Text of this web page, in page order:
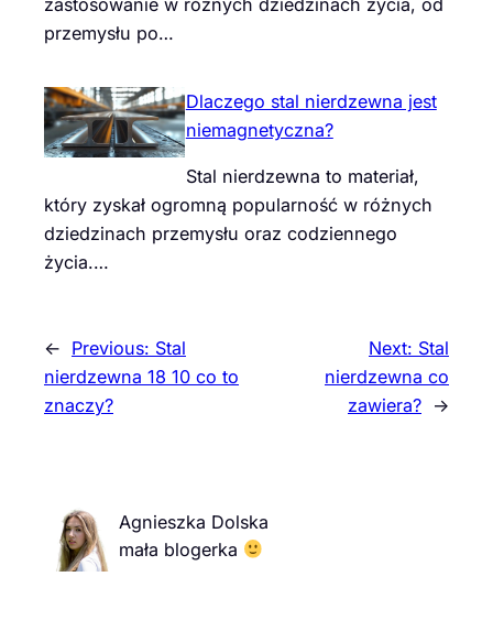
przemysłu po…
Dlaczego stal nierdzewna jest
niemagnetyczna?
Stal nierdzewna to materiał,
który zyskał ogromną popularność w różnych
dziedzinach przemysłu oraz codziennego
życia.…
← Previous: Stal
nierdzewna 18 10 co to
znaczy?
Next: Stal
nierdzewna co
zawiera? →
Agnieszka Dolska
mała blogerka